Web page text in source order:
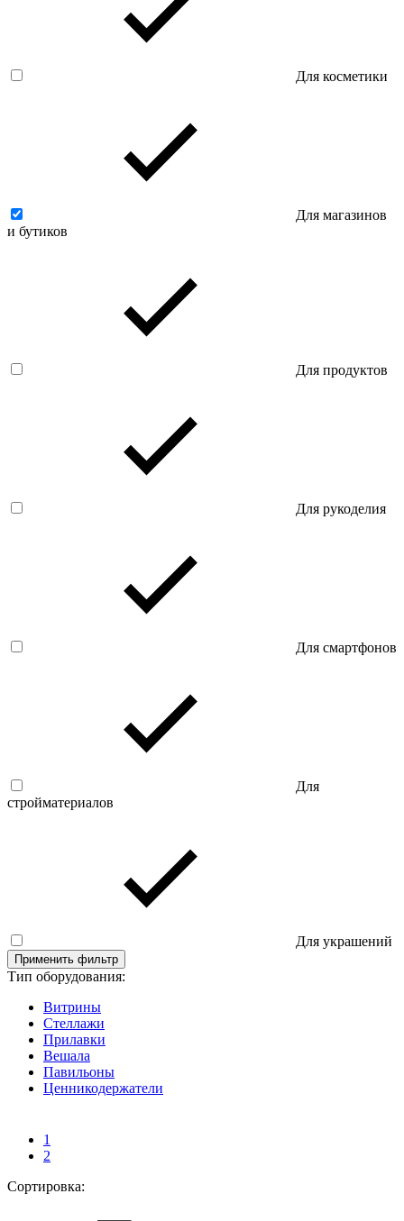
Для косметики
Для магазинов
и бутиков
Для продуктов
Для рукоделия
Для смартфонов
Для
стройматериалов
Для украшений
Применить фильтр
Тип оборудования:
Витрины
Стеллажи
Прилавки
Вешала
Павильоны
Ценникодержатели
1
2
Сортировка: